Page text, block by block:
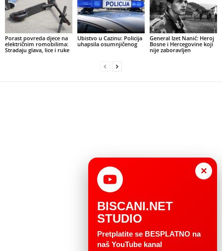
Porast povreda djece na
električnim romobilima:
Stradaju glava, lice i ruke
Ubistvo u Cazinu: Policija
uhapsila osumnjičenog
General Izet Nanić: Heroj
Bosne i Hercegovine koji
nije zaboravljen
×
BISCANI.NET
STUDIO
Pretplatite se BESPLATNO na
naš YouTube kanal